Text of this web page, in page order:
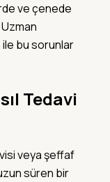
ve çenede
bu sorunlar
Tedavi
veya şeffaf
süren bir